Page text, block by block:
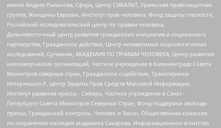
имени Андрея Рылькова, Сфера, Центр СИБАЛЬТ, Уральская правозащитная
группа, Женщины Евразии, Институт прав человека, Фонд защиты гласности,
Российский исследовательский центр по правам человека,
Дальневосточный центр развития гражданских инициатив и социального
партнерства, Гражданское действие, Центр независимых социологических
исследований, Сутяжник, АКАДЕМИЯ ПО ПРАВАМ ЧЕЛОВЕКА, Центр развития
некоммерческих организаций, Частное учреждение в Калининграде Совета
Министров северных стран, Гражданское содействие, Трансперенси
Интернешнл-Р, Центр Защиты Прав Средств Массовой Информации,
Институт развития прессы - Сибирь, Частное учреждение в Санкт-
Петербурге Совета Министров Северных Стран, Фонд поддержки свободы
прессы, Гражданский контроль, Человек и Закон, Общественная комиссия
по сохранению наследия академика Сахарова, Информационное агентство